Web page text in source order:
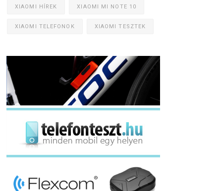
XIAOMI HÍREK XIAOMI MI NOTE 10
XIAOMI TELEFONOK XIAOMI TESZTEK